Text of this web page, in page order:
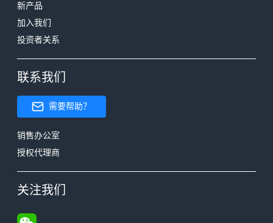
新产品
加入我们
投资者关系
联系我们
需要帮助？
销售办公室
授权代理商
关注我们